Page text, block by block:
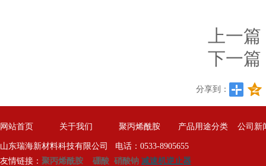
上一
下一篇
分享到：
网站首页 关于我们 聚丙烯酰胺 产品用途分类 公司新
山东瑞海新材料科技有限公司 电话：0533-8905655
友情链接： 聚丙烯酰胺 硼酸 硝酸钠 减速机逆止器